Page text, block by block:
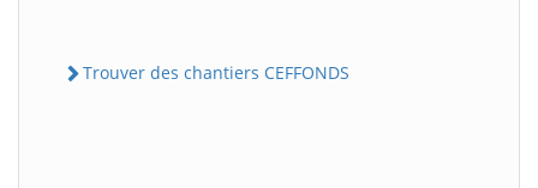
Trouver des chantiers CEFFONDS